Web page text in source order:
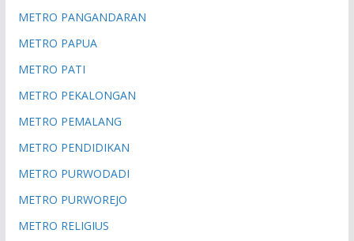
METRO PANGANDARAN
METRO PAPUA
METRO PATI
METRO PEKALONGAN
METRO PEMALANG
METRO PENDIDIKAN
METRO PURWODADI
METRO PURWOREJO
METRO RELIGIUS